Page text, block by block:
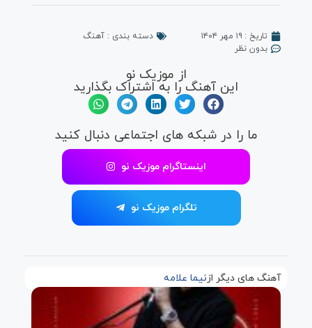
تاریخ : ۱۹ مهر ۱۴۰۴ دسته بندی : آهنگ
بدون نظر
از موزیک نو
این آهنگ را به اشتراک بگذارید
ما را در شبکه های اجتماعی دنبال کنید
اینستاگرام موزیک نو
تلگرام موزیک نو
آهنگ های دیگر ازنیما علامه